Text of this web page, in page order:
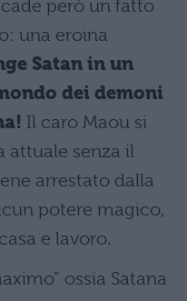
però un fatto
una eroina
Satan in un
dei demoni
Il caro Maou si
attuale senza il
arrestato dalla
potere magico,
e lavoro.
ossia Satana